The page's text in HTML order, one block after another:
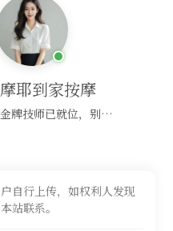
摩耶到家按摩
金牌技师已就位，别纠结，马上预约！
自行上传，如权利人发现
站联系。